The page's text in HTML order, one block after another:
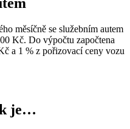
měsíčně se služebním autem
Kč. Do výpočtu započtena
a 1 % z pořizovací ceny vozu
je…